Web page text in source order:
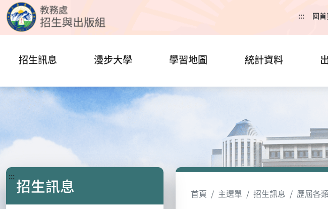
::: 回首
招生訊息 漫步大學 學習地圖 統計資料
::: 招生訊息 首頁 主選單 招生訊息 歷屆各